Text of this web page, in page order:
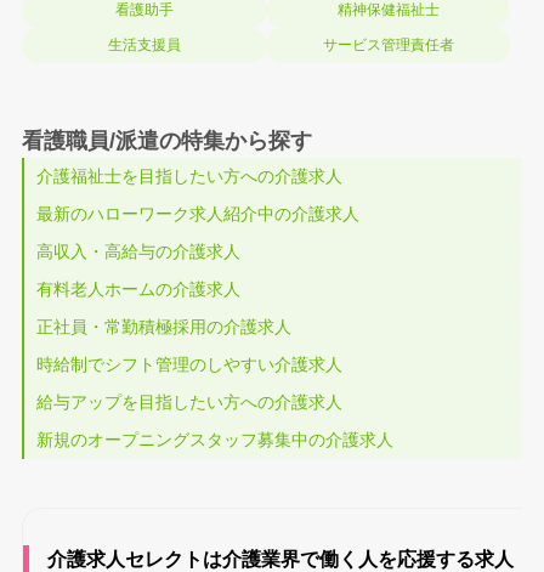
看護助手 精神保健福祉士
生活支援員 サービス管理責任者
看護職員/派遣の特集から探す
介護福祉士を目指したい方への介護求人
最新のハローワーク求人紹介中の介護求人
高収入・高給与の介護求人
有料老人ホームの介護求人
正社員・常勤積極採用の介護求人
時給制でシフト管理のしやすい介護求人
給与アップを目指したい方への介護求人
新規のオープニングスタッフ募集中の介護求人
介護求人セレクトは介護業界で働く人を応援する求人